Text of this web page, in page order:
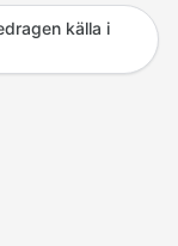
källa i